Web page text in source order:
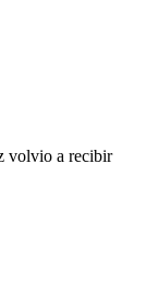
volvio a recibir